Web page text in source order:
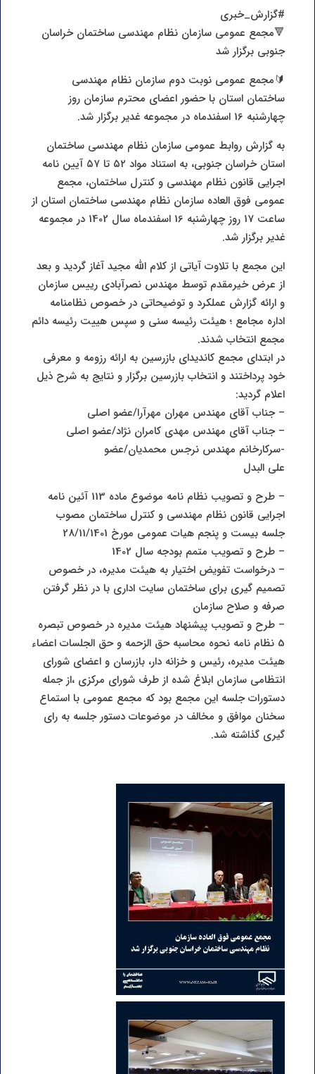
#گزارش_خبری
🔻مجمع عمومی سازمان نظام مهندسی ساختمان خراسان
جنوبی برگزار شد
🔰مجمع عمومی نوبت دوم سازمان نظام مهندسی
ساختمان استان با حضور اعضای محترم سازمان روز
چهارشنبه 16 اسفندماه در مجموعه غدیر برگزار شد.
به گزارش روابط عمومی سازمان نظام مهندسی ساختمان
استان خراسان جنوبی، به استناد مواد ۵۲ تا ۵۷ آیین نامه
اجرایی قانون نظام مهندسی و کنترل ساختمان، مجمع
عمومی فوق العاده سازمان نظام مهندسی ساختمان استان از
ساعت 17 روز چهارشنبه 16 اسفندماه سال 1402 در مجموعه
غدیر برگزار شد.
این مجمع با تلاوت آیاتی از کلام الله مجید آغاز گردید و بعد
از عرض خیرمقدم توسط مهندس نصرآبادی رییس سازمان
و ارائه گزارش عملکرد و توضیحاتی در خصوص نظامنامه
اداره مجامع ؛ هیئت رئیسه سنی و سپس هییت رئیسه دائم
مجمع انتخاب شدند.
در ابتدای مجمع کاندیدای بازرسین به ارائه رزومه و معرفی
خود پرداختند و انتخاب بازرسین برگزار و نتایج به شرح ذیل
اعلام گردید:
– جناب آقای مهندس مهران مهرآرا/عضو اصلی
– جناب آقای مهندس مهدی کامران نژاد/عضو اصلی
-سرکارخانم مهندس نرجس محمدیان/عضو
علی البدل
– طرح و تصویب نظام نامه موضوع ماده 113 آئین نامه
اجرایی قانون نظام مهندسی و کنترل ساختمان مصوب
جلسه بیست و پنجم هیات عمومی مورخ 28/11/1401
– طرح و تصویب متمم بودجه سال 1402
– درخواست تفویض اختیار به هیئت مدیره، در خصوص
تصمیم گیری برای ساختمان سایت اداری با در نظر گرفتن
صرفه و صلاح سازمان
– طرح و تصویب پیشنهاد هیئت مدیره در خصوص تبصره
5 نظام نامه نحوه محاسبه حق الزحمه و حق الجلسات اعضاء
هیئت مدیره، رئیس و خزانه دار، بازرسان و اعضای شورای
انتظامی سازمان ابلاغ شده از طرف شورای مرکزی ،از جمله
دستورات جلسه این مجمع بود که مجمع عمومی با استماع
سخنان موافق و مخالف در موضوعات دستور جلسه به رای
گیری گذاشته شد.